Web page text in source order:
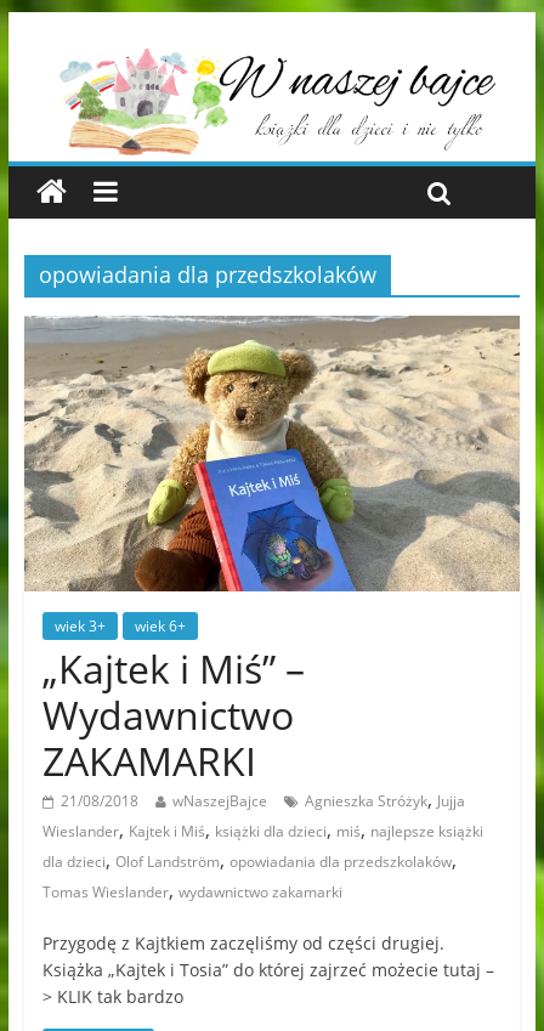
opowiadania dla przedszkolaków
wiek 3+ wiek 6+
„Kajtek i Miś” –
Wydawnictwo
ZAKAMARKI
21/08/2018 wNaszejBajce Agnieszka Stróżyk, Jujja
Wieslander, Kajtek i Miś, książki dla dzieci, miś, najlepsze książki
dla dzieci, Olof Landström, opowiadania dla przedszkolaków,
Tomas Wieslander, wydawnictwo zakamarki
Przygodę z Kajtkiem zaczęliśmy od części drugiej.
Książka „Kajtek i Tosia” do której zajrzeć możecie tutaj –
> KLIK tak bardzo